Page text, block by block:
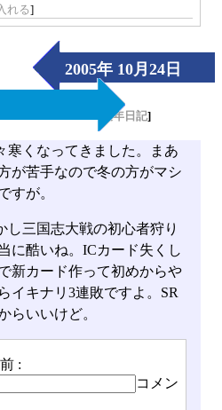
れる]
2005年 10月24日
（Mon）
長年日記]
寒くなってきました。まあ
が苦手なので冬の方がマシ
すが。
し三国志大戦の初心者狩り
に酷いね。ICカード失くし
新カード作って初めからや
イキナリ3連敗ですよ。SR
らいいけど。
:
コメン